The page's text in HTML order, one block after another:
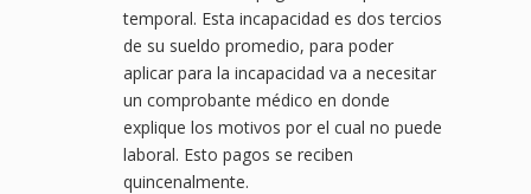
temporal. Esta incapacidad es dos tercios
de su sueldo promedio, para poder
aplicar para la incapacidad va a necesitar
un comprobante médico en donde
explique los motivos por el cual no puede
laboral. Esto pagos se reciben
quincenalmente.